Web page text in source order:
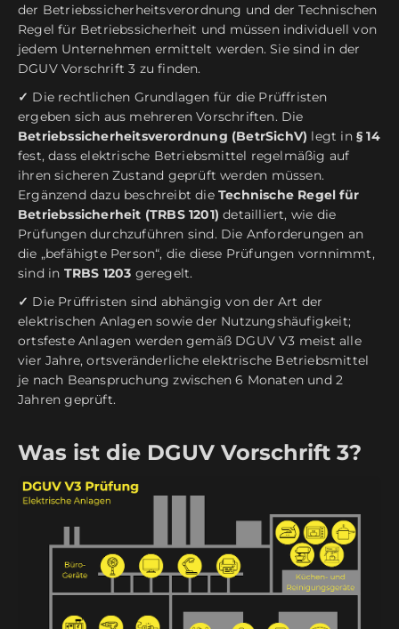
der Betriebssicherheitsverordnung und der Technischen
Regel für Betriebssicherheit und müssen individuell von
jedem Unternehmen ermittelt werden. Sie sind in der
DGUV Vorschrift 3 zu finden.
✓ Die rechtlichen Grundlagen für die Prüffristen
ergeben sich aus mehreren Vorschriften. Die
Betriebssicherheitsverordnung (BetrSichV) legt in§ 14
fest, dass elektrische Betriebsmittel regelmäßig auf
ihren sicheren Zustand geprüft werden müssen.
Ergänzend dazu beschreibt die Technische Regel für
Betriebssicherheit (TRBS 1201) detailliert, wie die
Prüfungen durchzuführen sind. Die Anforderungen an
die „befähigte Person“, die diese Prüfungen vornnimmt,
sind in TRBS 1203 geregelt.
✓ Die Prüffristen sind abhängig von der Art der
elektrischen Anlagen sowie der Nutzungshäufigkeit;
ortsfeste Anlagen werden gemäß DGUV V3 meist alle
vier Jahre, ortsveränderliche elektrische Betriebsmittel
je nach Beanspruchung zwischen 6 Monaten und 2
Jahren geprüft.
Was ist die DGUV Vorschrift 3?